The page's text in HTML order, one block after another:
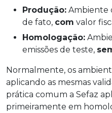
Produção: Ambiente
de fato, com valor
Homologação:
emissões de teste,
Normalmente, os
aplicando as mesmas
prática comum a Sefaz
primeiramente em